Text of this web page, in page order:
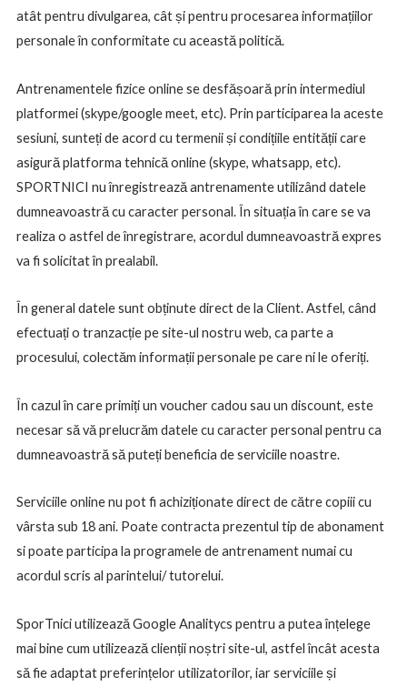
atât pentru divulgarea, cât și pentru procesarea informațiilor
personale în conformitate cu această politică.
Antrenamentele fizice online se desfășoară prin intermediul
platformei (skype/google meet, etc). Prin participarea la aceste
sesiuni, sunteți de acord cu termenii și condițiile entității care
asigură platforma tehnică online (skype, whatsapp, etc).
SPORTNICI nu înregistrează antrenamente utilizând datele
dumneavoastră cu caracter personal. În situația în care se va
realiza o astfel de înregistrare, acordul dumneavoastră expres
va fi solicitat în prealabil.
În general datele sunt obținute direct de la Client. Astfel, când
efectuați o tranzacție pe site-ul nostru web, ca parte a
procesului, colectăm informații personale pe care ni le oferiți.
În cazul în care primiți un voucher cadou sau un discount, este
necesar să vă prelucrăm datele cu caracter personal pentru ca
dumneavoastră să puteți beneficia de serviciile noastre.
Serviciile online nu pot fi achiziționate direct de către copiii cu
vârsta sub 18 ani. Poate contracta prezentul tip de abonament
si poate participa la programele de antrenament numai cu
acordul scris al parintelui/ tutorelui.
SporTnici utilizează Google Analitycs pentru a putea înțelege
mai bine cum utilizează clienții noștri site-ul, astfel încât acesta
să fie adaptat preferințelor utilizatorilor, iar serviciile și